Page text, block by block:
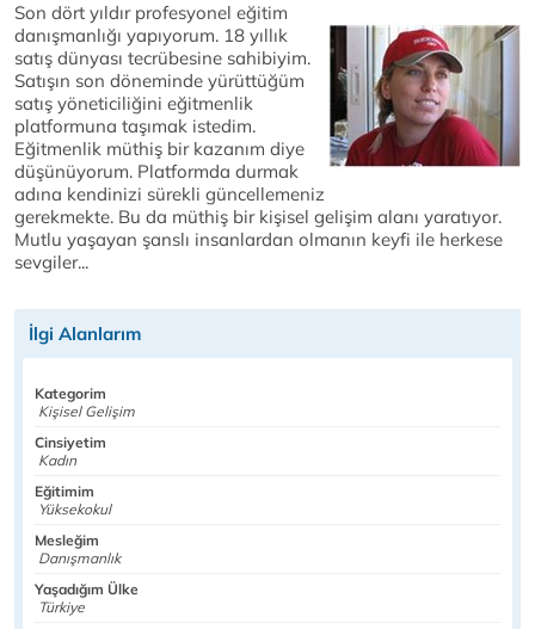
Son dört yıldır profesyonel eğitim
danışmanlığı yapıyorum. 18 yıllık
satış dünyası tecrübesine sahibiyim.
Satışın son döneminde yürüttüğüm
satış yöneticiliğini eğitmenlik
platformuna taşımak istedim.
Eğitmenlik müthiş bir kazanım diye
düşünüyorum. Platformda durmak
adına kendinizi sürekli güncellemeniz
gerekmekte. Bu da müthiş bir kişisel gelişim alanı yaratıyor.
Mutlu yaşayan şanslı insanlardan olmanın keyfi ile herkese
sevgiler...
İlgi Alanlarım
Kategorim
Kişisel Gelişim
Cinsiyetim
Kadın
Eğitimim
Yüksekokul
Mesleğim
Danışmanlık
Yaşadığım Ülke
Türkiye